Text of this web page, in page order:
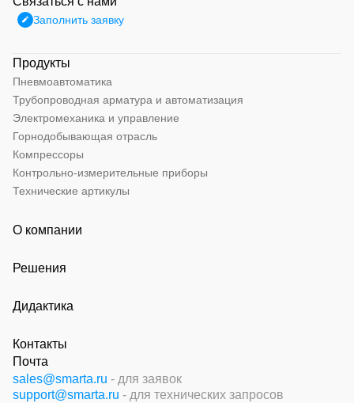
Заполнить заявку
Продукты
Пневмоавтоматика
Трубопроводная арматура и автоматизация
Электромеханика и управление
Горнодобывающая отрасль
Компрессоры
Контрольно-измерительные приборы
Технические артикулы
О компании
Решения
Дидактика
Контакты
Почта
sales@smarta.ru - для заявок
support@smarta.ru - для технических запросов